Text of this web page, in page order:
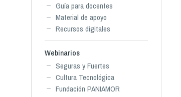
Guía para docentes
Material de apoyo
Recursos digitales
Webinarios
Seguras y Fuertes
Cultura Tecnológica
Fundación PANIAMOR